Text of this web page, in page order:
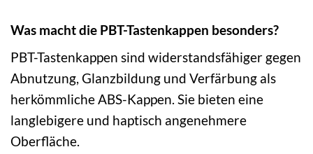
Was macht die PBT-Tastenkappen besonders?
PBT-Tastenkappen sind widerstandsfähiger gegen
Abnutzung, Glanzbildung und Verfärbung als
herkömmliche ABS-Kappen. Sie bieten eine
langlebigere und haptisch angenehmere
Oberfläche.